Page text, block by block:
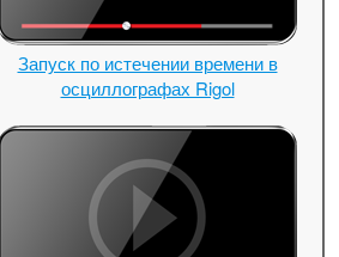
Запуск по истечении времени в
осциллографах Rigol